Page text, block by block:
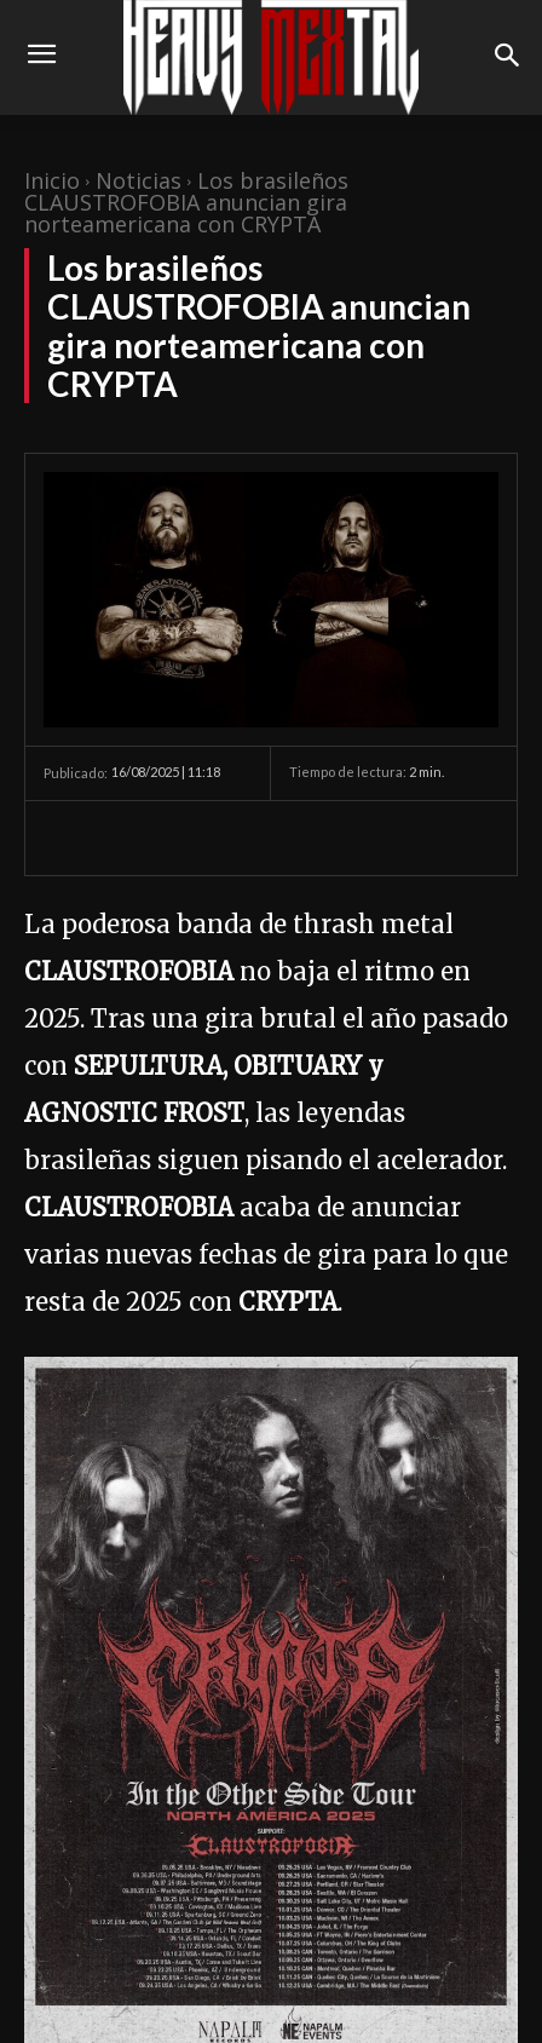
Inicio Noticias Los brasileños
CLAUSTROFOBIA anuncian gira
norteamericana con CRYPTA
Los brasileños
CLAUSTROFOBIA anuncian
gira norteamericana con
CRYPTA
Publicado: 16/08/2025 | 11:18 Tiempo de lectura: 2 min.
La poderosa banda de thrash metal
CLAUSTROFOBIAno baja el ritmo en
2025. Tras una gira brutal el año pasado
con SEPULTURA, OBITUARY y
AGNOSTIC FROST, las leyendas
brasileñas siguen pisando el acelerador.
CLAUSTROFOBIA acaba de anunciar
varias nuevas fechas de gira para lo que
resta de 2025 con CRYPTA.